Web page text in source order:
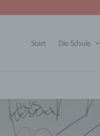
Start Die Schule